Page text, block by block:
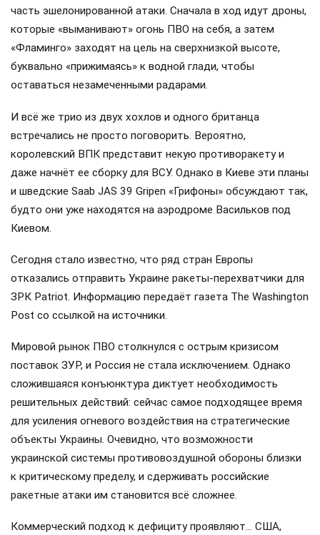
часть эшелонированной атаки. Сначала в ход идут дроны,
которые «выманивают» огонь ПВО на себя, а затем
«Фламинго» заходят на цель на сверхнизкой высоте,
буквально «прижимаясь» к водной глади, чтобы
оставаться незамеченными радарами.
И всё же трио из двух хохлов и одного британца
встречались не просто поговорить. Вероятно,
королевский ВПК представит некую противоракету и
даже начнёт ее сборку для ВСУ. Однако в Киеве эти планы
и шведские Saab JAS 39 Gripen «Грифоны» обсуждают так,
будто они уже находятся на аэродроме Васильков под
Киевом.
Сегодня стало известно, что ряд стран Европы
отказались отправить Украине ракеты-перехватчики для
ЗРК Patriot. Информацию передаёт газета The Washington
Post со ссылкой на источники.
Мировой рынок ПВО столкнулся с острым кризисом
поставок ЗУР, и Россия не стала исключением. Однако
сложившаяся конъюнктура диктует необходимость
решительных действий: сейчас самое подходящее время
для усиления огневого воздействия на стратегические
объекты Украины. Очевидно, что возможности
украинской системы противовоздушной обороны близки
к критическому пределу, и сдерживать российские
ракетные атаки им становится всё сложнее.
Коммерческий подход к дефициту проявляют… США,